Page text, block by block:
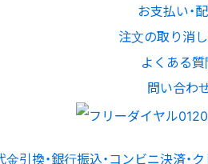
お支払い・
注文の取り消し
よくある質
問い合わ